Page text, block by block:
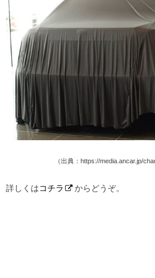
（出典：https://media.ancar.jp/
詳しくはコチラ からどうぞ。